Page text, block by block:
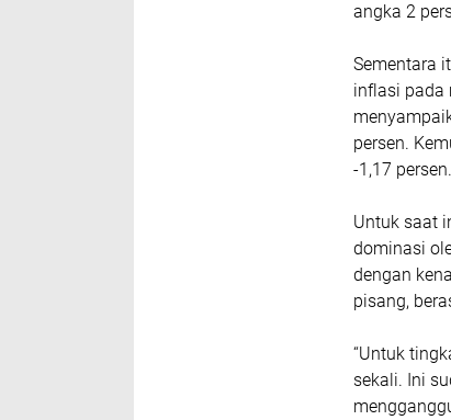
angka 2
Sementara
inflasi pada
persen.
-1,17 persen.
Untuk saat
dominasi
dengan
pisang,
“Untuk
sekali. Ini